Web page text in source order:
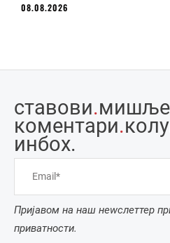
08.08.2026
ставови.
коментари.
инбоx.
Пријавом на наш неwслеттер
приватности.